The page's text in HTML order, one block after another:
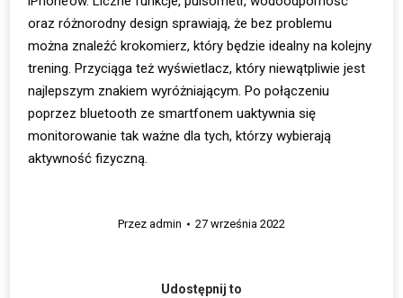
oraz różnorodny design sprawiają, że bez problemu
można znaleźć krokomierz, który będzie idealny na kolejny
trening. Przyciąga też wyświetlacz, który niewątpliwie jest
najlepszym znakiem wyróżniającym. Po połączeniu
poprzez bluetooth ze smartfonem uaktywnia się
monitorowanie tak ważne dla tych, którzy wybierają
aktywność fizyczną.
Przez admin 27 września 2022
Udostępnij to